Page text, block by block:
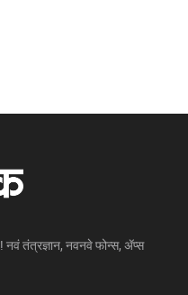
नवं तंत्रज्ञान, नवनवे फोन्स, ॲप्स